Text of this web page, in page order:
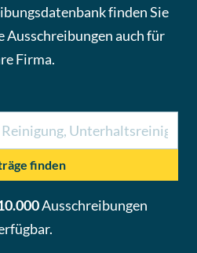
finden Sie
Ausschreibungen auch für
Firma.
finden
Ausschreibungen